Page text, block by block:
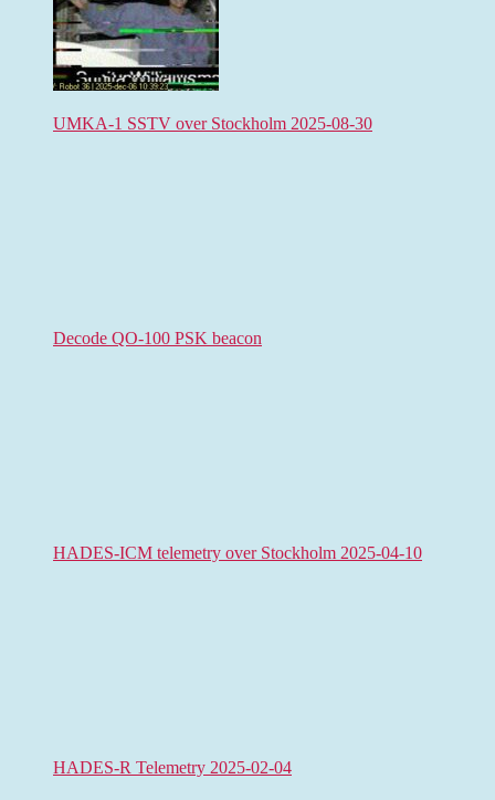
UMKA-1 SSTV over Stockholm 2025-08-30
Decode QO-100 PSK beacon
HADES-ICM telemetry over Stockholm 2025-04-10
HADES-R Telemetry 2025-02-04